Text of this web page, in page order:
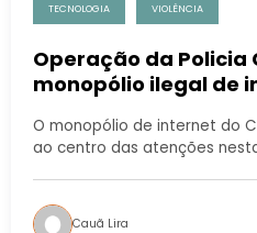
TECNOLOGIA VIOLÊNCIA
Operação da Policia
monopólio ilegal de
O monopólio de internet do
ao centro das atenções
Cauã Lira